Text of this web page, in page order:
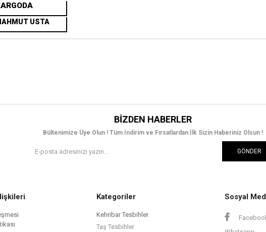
USTA
BIZDEN HABERLER
Bültenimize Üye Olun ! Tüm İndirim ve Fırsatlardan İlk Sizin Haberiniz Olsun !
GÖNDER
Kategoriler
Kehribar Tesbihler
Taş Tesbihler
Sosyal